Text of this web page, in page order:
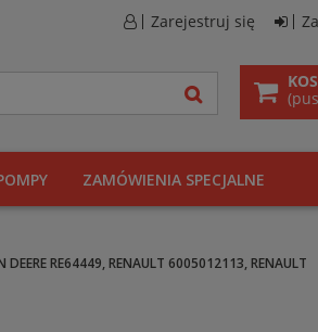
Zarejestruj się
ZAMÓWIENIA SPECJALNE
RE64449, RENAULT 6005012113, RENAULT